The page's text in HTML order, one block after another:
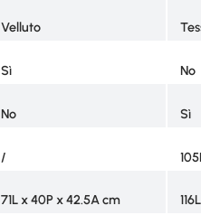
Velluto
Sì
No
No
Sì
/
71L x 40P x 42.5A cm